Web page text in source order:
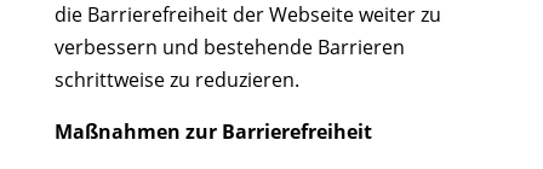
die Barrierefreiheit der Webseite weiter zu
verbessern und bestehende Barrieren
schrittweise zu reduzieren.
Maßnahmen zur Barrierefreiheit